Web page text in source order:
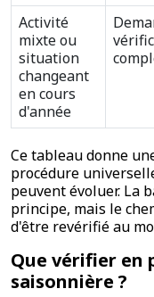
Activité
mixte ou
situation
changeant
en cours
d'année
Ce tableau donne
procédure
peuvent évoluer. La
principe, mais le
d'être revérifié au
Que vérifier en
saisonnière ?